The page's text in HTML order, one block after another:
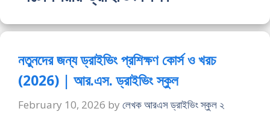
নতুনদের জন্য ড্রাইভিং প্রশিক্ষণ কোর্স ও খরচ
(2026) | আর.এস. ড্রাইভিং স্কুল
February 10, 2026 by লেখক আরএস ড্রাইভিং স্কুল ২